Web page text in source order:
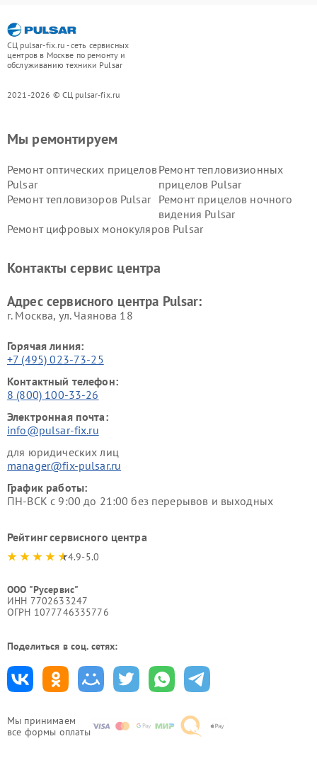
СЦ pulsar-fix.ru - сеть сервисных
центров в Москве по ремонту и
обслуживанию техники Pulsar
2021-2026 © СЦ pulsar-fix.ru
Мы принимаем
все формы оплаты
Мы ремонтируем
Ремонт оптических прицелов
Pulsar
Ремонт тепловизионных
прицелов Pulsar
Ремонт тепловизоров Pulsar
Ремонт прицелов ночного
видения Pulsar
Ремонт цифровых монокуляров Pulsar
Контакты сервис центра
Адрес сервисного центра Pulsar:
г. Москва, ул. Чаянова 18
Горячая линия:
+7 (495) 023-73-25
Контактный телефон:
8 (800) 100-33-26
Электронная почта:
info@pulsar-fix.ru
для юридических лиц
manager@fix-pulsar.ru
График работы:
ПН-ВСК с 9:00 до 21:00 без перерывов и выходных
Рейтинг сервисного центра
4.9-5.0
ООО "Русервис"
ИНН 7702633247
ОГРН 1077746335776
Поделиться в соц. сетях: